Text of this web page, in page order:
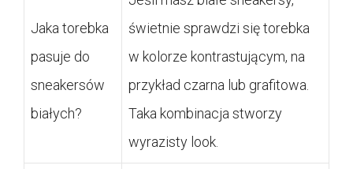
Jaka torebka
pasuje do
sneakersów
białych?
świetnie sprawdzi się torebka
w kolorze kontrastującym, na
przykład czarna lub grafitowa.
Taka kombinacja stworzy
wyrazisty look.